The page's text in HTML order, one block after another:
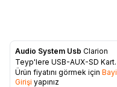
Favorilere Ekle
Audio System Usb Clarion
Teyp'lere USB-AUX-SD Kart
Aparatı
Ürün fiyatını görmek için Bayi
Girişi yapınız